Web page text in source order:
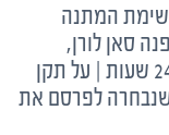
ברשימת המתנה
סאן לורן,
שאמור לספק מראה אחיד ועמיד למשך 24 שעות | על תקן
שנבחרה לפרסם את